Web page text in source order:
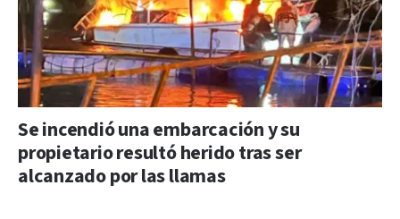
Se incendió una embarcación y su
propietario resultó herido tras ser
alcanzado por las llamas